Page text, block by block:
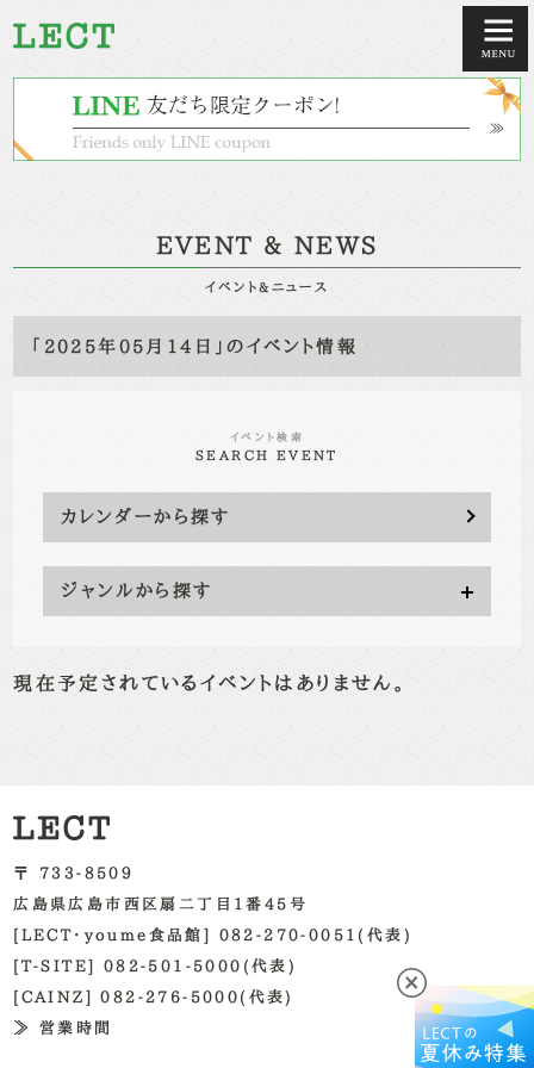
EVENT & NEWS
イベント&ニュース
「2025年05月14日」のイベント情報
イベント検索
SEARCH EVENT
カレンダーから探す
ジャンルから探す
現在予定されているイベントはありません。
〒 733-8509
広島県広島市西区扇二丁目1番45号
[LECT・youme食品館] 082-270-0051(代表)
[T-SITE] 082-501-5000(代表)
[CAINZ] 082-276-5000(代表)
≫ 営業時間